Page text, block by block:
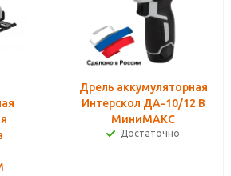
Дрель аккумуляторная
Интерскол ДА-10/12 В
МиниМАКС
Достаточно